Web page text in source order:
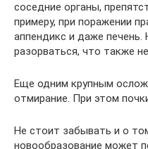
соседние органы,
примеру, при поражении
аппендикс и даже
разорваться, что также
Еще одним крупным
отмирание. При этом
Не стоит забывать и о
новообразование может